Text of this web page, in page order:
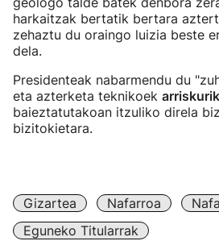
harkaitzak bertatik bertara
zehaztu du oraingo luizia beste
dela.
Presidenteak nabarmendu du
eta azterketa teknikoek
baieztatutakoan itzuliko direla
bizitokietara.
Gizartea Nafarroa
Eguneko Titularrak